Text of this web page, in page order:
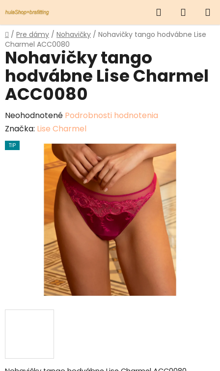
na
obsah
Hľadať
KOŠÍK
Domov
/ Pre dámy / Nohavičky / Nohavičky tango hodvábne Lise
Charmel ACC0080
Nohavičky tango
hodvábne Lise Charmel
ACC0080
Priemerné
hodnotenie
produktu
Neohodnotené Podrobnosti hodnotenia
Značka: Lise Charmel
TIP